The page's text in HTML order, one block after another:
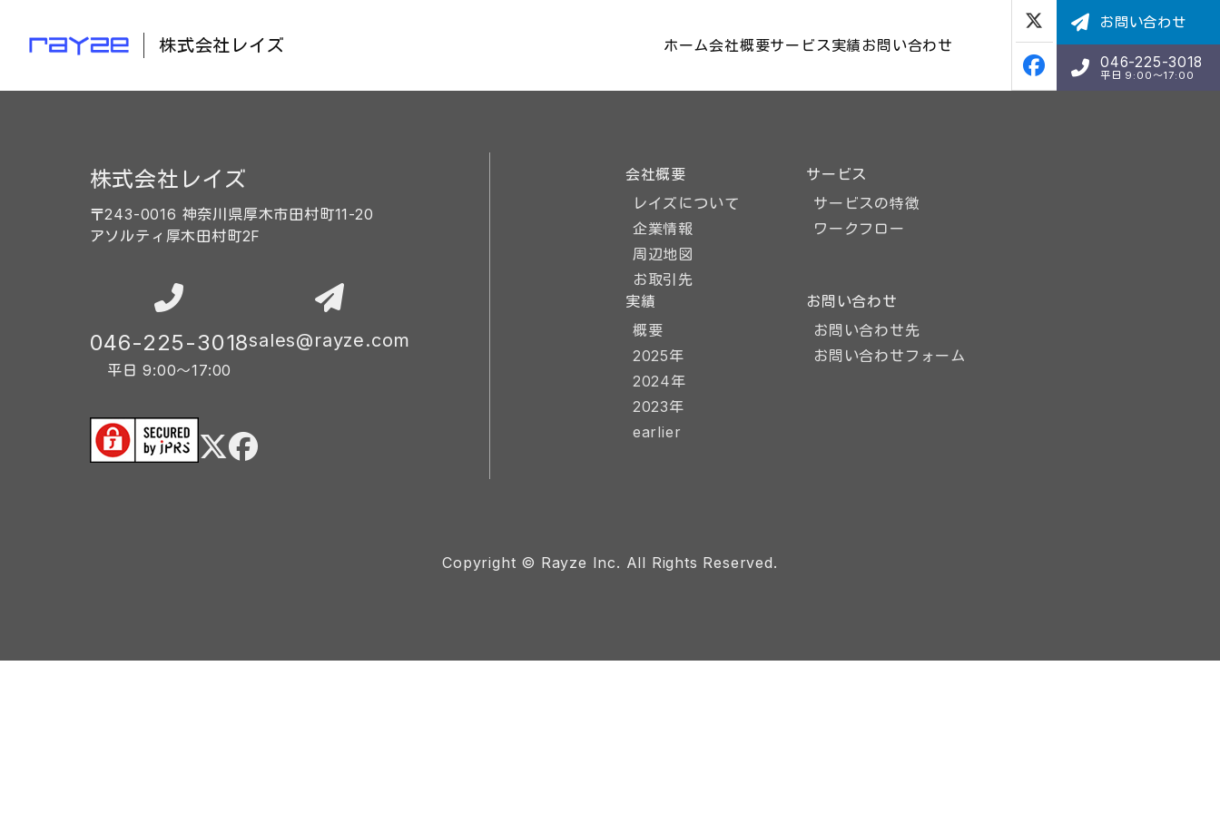
株式会社レイズ ホーム会社概要サービス実績 お問い合わせ
お問い合わせ
046-225-3018
平日 9:00〜17:00
株式会社レイズ
〒243-0016 神奈川県厚木市田村町11-20
アソルティ厚木田村町2F
046-225-3018
平日 9:00〜17:00
sales@rayze.com
会社概要
レイズについて
企業情報
周辺地図
お取引先
サービス
サービスの特徴
ワークフロー
実績
概要
2025年
2024年
2023年
earlier
お問い合わせ
お問い合わせ先
お問い合わせフォーム
Copyright © Rayze Inc. All Rights Reserved.